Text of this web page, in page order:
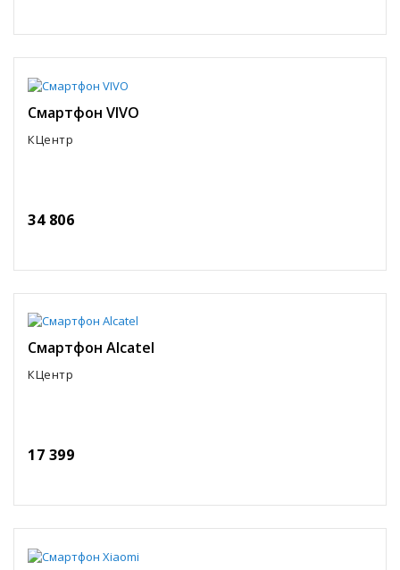
Смартфон VIVO
КЦентр
34 806
Смартфон Alcatel
КЦентр
17 399